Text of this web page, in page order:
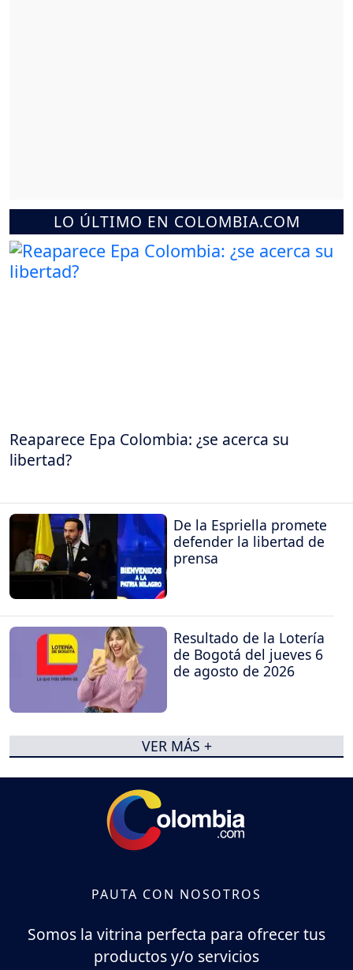
LO ÚLTIMO EN COLOMBIA.COM
Reaparece Epa Colombia: ¿se acerca su
libertad?
De la Espriella promete
defender la libertad de
prensa
Resultado de la Lotería
de Bogotá del jueves 6
de agosto de 2026
VER MÁS +
PAUTA CON NOSOTROS
Somos la vitrina perfecta para ofrecer tus
productos y/o servicios